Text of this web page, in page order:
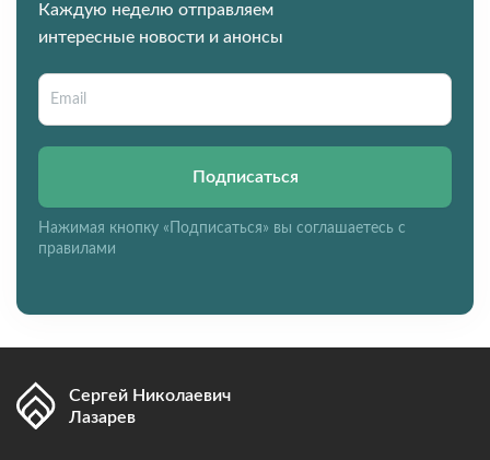
Каждую неделю отправляем
интересные новости и анонсы
Подписаться
Нажимая кнопку «Подписаться» вы соглашаетесь с
правилами
Сергей Николаевич
Лазарев